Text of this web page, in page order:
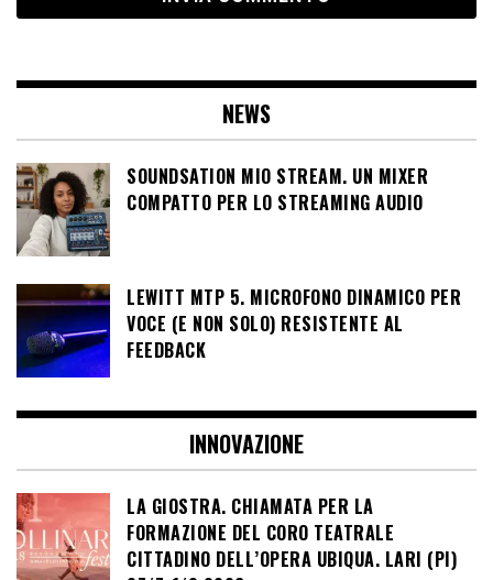
NEWS
SOUNDSATION MIO STREAM. UN MIXER
COMPATTO PER LO STREAMING AUDIO
LEWITT MTP 5. MICROFONO DINAMICO PER
VOCE (E NON SOLO) RESISTENTE AL
FEEDBACK
INNOVAZIONE
LA GIOSTRA. CHIAMATA PER LA
FORMAZIONE DEL CORO TEATRALE
CITTADINO DELL’OPERA UBIQUA. LARI (PI)